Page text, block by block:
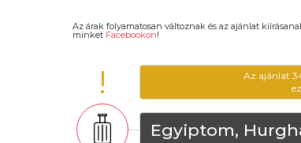
Az árak folyamatosan változnak és az ajánlat
minket Facebookon!
!
Az ajánlat
Egyiptom,